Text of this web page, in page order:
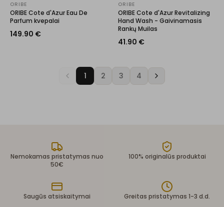
ORIBE
ORIBE Cote d'Azur Eau De
Parfum kvepalai
149.90 €
ORIBE
ORIBE Cote d'Azur Revitalizing
Hand Wash - Gaivinamasis
Rankų Muilas
41.90 €
1 2 3 4
Nemokamas pristatymas nuo
50€
100% originalūs produktai
Saugūs atsiskaitymai Greitas pristatymas 1-3 d.d.